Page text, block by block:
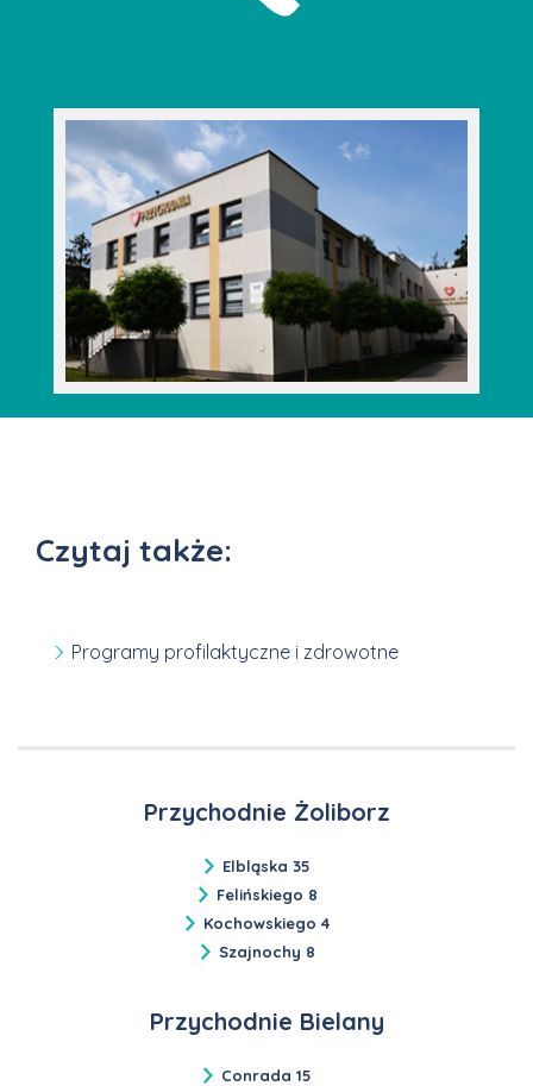
Czytaj także:
Programy profilaktyczne i zdrowotne
Przychodnie Żoliborz
Elbląska 35
Felińskiego 8
Kochowskiego 4
Szajnochy 8
Przychodnie Bielany
Conrada 15